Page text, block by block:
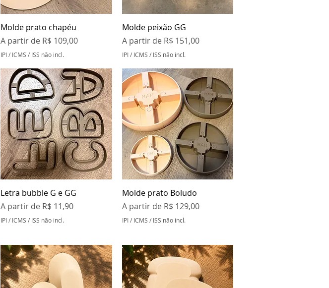
Visualização rápida
Molde prato chapéu
A partir de R$ 109,00
Preço promocional
IPI / ICMS / ISS não incl.
Visualização rápida
Molde peixão GG
A partir de R$ 151,00
Preço promocional
IPI / ICMS / ISS não incl.
Visualização rápida
Letra bubble G e GG
A partir de R$ 11,90
Preço promocional
IPI / ICMS / ISS não incl.
Visualização rápida
Molde prato Boludo
A partir de R$ 129,00
Preço promocional
IPI / ICMS / ISS não incl.